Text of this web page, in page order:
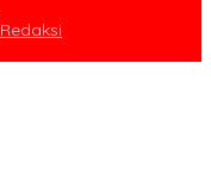
Redaksi